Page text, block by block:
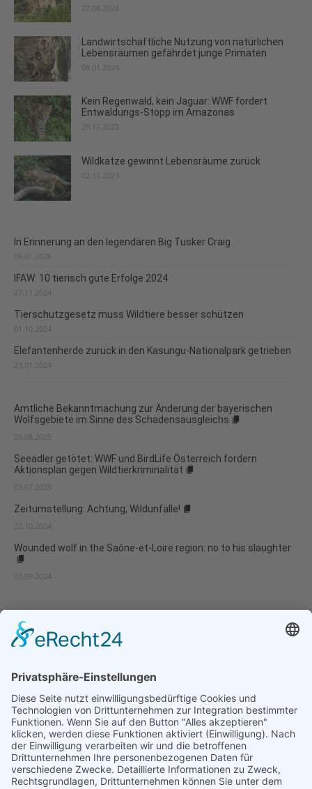
27.08.2024
Landwirtschaftliche Nutzung von natürlichen
Lebensräumen gefährdet junge Primaten
08.01.2024
Kein Regenwald, kein Jaguar: WWF fordert
Entwaldungs-Stopp im Amazonas
28.11.2023
Wildkatze gewinnt Lebensräume zurück
02.11.2023
In Erinnerung an den legendären Big Tusker Craig
09.01.2026
IFAW: 10 tierisch gute Erfolge 2024
27.11.2024
Tierschutzgesetz muss Wildtiere besser schützen
01.10.2024
Elefantenherde zurück in den Kasungu-Nationalpark getrieben
23.01.2024
Amtliche Bekanntmachung zur Änderung der bayerischen
Wolfsgebiete im Sinne des Schadensausgleichs
20.08.2025
Seeadler getötet: WWF und BirdLife Österreich fordern
Aktionsplan gegen Wildtierkriminalität
03.07.2025
Zeitumstellung: Achtung, Wildunfälle!
22.10.2024
Wounded wolf in the Saône-et-Loire region: no to his slaughter
03.09.2024